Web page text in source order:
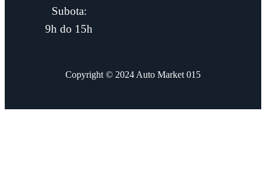
Subota:
9h do 15h
Copyright © 2024 Auto Market 015